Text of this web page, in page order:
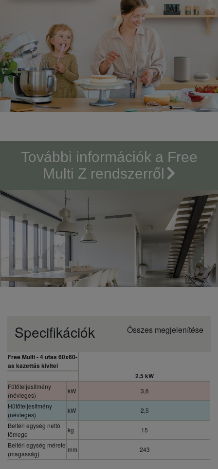
További információk a Free
Multi Z rendszerről
Specifikációk Összes megjelenítése
Free Multi - 4 utas 60x60-
as kazettás kivitel
2.5 kW
Fűtőteljesítmény
(névleges)
kW
3,6
Hűtőteljesítmény
(névleges)
kW
2,5
Beltéri egység nettó
tömege
kg
15
Beltéri egység mérete
(magasság)
mm 243